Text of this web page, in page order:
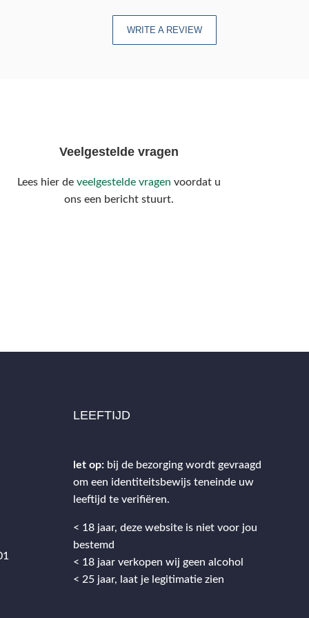
WRITE A REVIEW
Veelgestelde vragen
Lees hier de veelgestelde vragen voordat u
ons een bericht stuurt.
LEEFTIJD
let op: bij de bezorging wordt gevraagd
om een identiteitsbewijs teneinde uw
leeftijd te verifiëren.
< 18 jaar, deze website is niet voor jou
bestemd
< 18 jaar verkopen wij geen alcohol
< 25 jaar, laat je legitimatie zien